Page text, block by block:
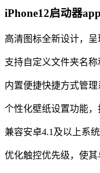
iPhone12启动器
高清图标全新设计，呈
支持自定义文件夹名称
内置便捷快捷方式管理
个性化壁纸设置功能，
兼容安卓4.1及以上系
优化触控优先级，使